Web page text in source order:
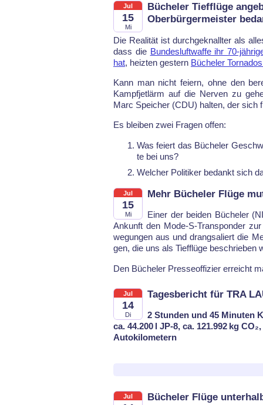
Jul
15
Mi
Bücheler Tiefflüge
Oberbürgermeister
Die Rea­li­tät ist durch­ge­knall­ter als
dass die Bun­des­luft­waf­fe ihr 70-
hat, heiz­ten ges­tern Bü­che­ler
Kann man nicht fei­ern, oh­ne den
Kampf­jet­lärm auf die Ner­ven zu
Marc Spei­cher (CDU) hal­ten, der sich
Es blei­ben zwei Fra­gen of­fen:
Was fei­ert das Bü­che­ler
te bei uns?
Wel­cher Po­li­ti­ker be­dankt sich
Jul
15
Mi
Mehr Bücheler Flüge
Ei­ner der bei­den Bü­che­ler
An­kunft den Mo­de-S-Trans­pon­der
we­gun­gen aus und drang­sa­liert die
gen, die uns als Tief­flü­ge be­schrie­ben
Den Bü­che­ler Pres­se­of­fi­zier er­reicht
Jul
14
Di
Tagesbericht für TRA
2 Stunden und 45 Minuten
ca. 44.200 l JP-8, ca. 121.992 kg
Autokilometern
Jul Bücheler Flüge